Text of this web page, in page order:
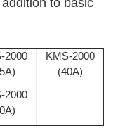
to basic
2000
KMS-2000
(40A)
2000